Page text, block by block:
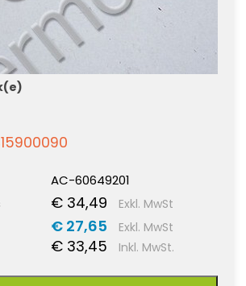
AC-60649201
€ 34,49 Exkl. MwSt
€ 27,65 Exkl. MwSt
€ 33,45 Inkl. MwSt.